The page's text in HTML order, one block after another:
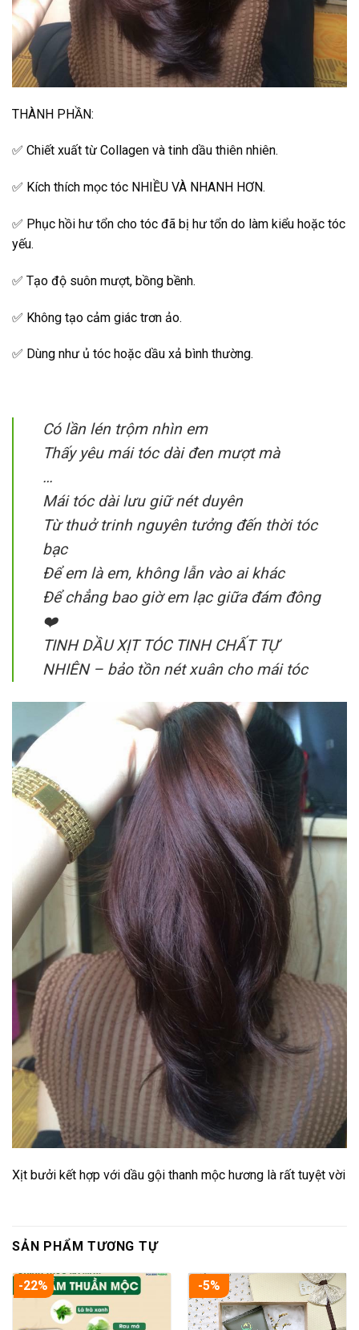
THÀNH PHẦN:
✅ Chiết xuất từ Collagen và tinh dầu thiên nhiên.
✅ Kích thích mọc tóc NHIỀU VÀ NHANH HƠN.
✅ Phục hồi hư tổn cho tóc đã bị hư tổn do làm kiểu hoặc tóc
yếu.
✅ Tạo độ suôn mượt, bồng bềnh.
✅ Không tạo cảm giác trơn ảo.
✅ Dùng như ủ tóc hoặc dầu xả bình thường.
Có lần lén trộm nhìn em
Thấy yêu mái tóc dài đen mượt mà
…
Mái tóc dài lưu giữ nét duyên
Từ thuở trinh nguyên tưởng đến thời tóc
bạc
Để em là em, không lẫn vào ai khác
Để chẳng bao giờ em lạc giữa đám đông
❤️
TINH DẦU XỊT TÓC TINH CHẤT TỰ
NHIÊN – bảo tồn nét xuân cho mái tóc
Xịt bưởi kết hợp với dầu gội thanh mộc hương là rất tuyệt vời
SẢN PHẨM TƯƠNG TỰ
-22% -5%